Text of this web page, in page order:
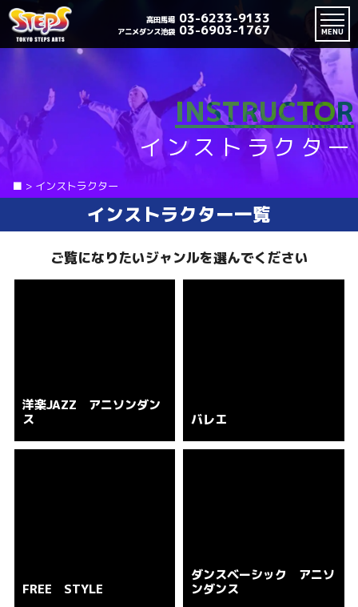
高田馬場 03-6233-9133
アニメダンス池袋 03-6903-1767 MENU
INSTRUCTOR
インストラクター
■ > インストラクター
インストラクター一覧
ご覧になりたいジャンルを選んでください
洋楽JAZZ アニソンダン
ス
バレエ
FREE STYLE
ダンスベーシック アニソ
ンダンス